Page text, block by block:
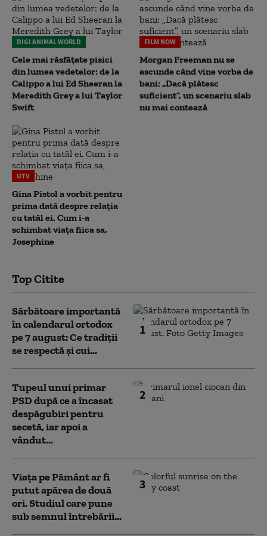
DIGI ANIMAL WORLD
Cele mai răsfățate pisici
din lumea vedetelor: de la
Calippo a lui Ed Sheeran la
Meredith Grey a lui Taylor
Swift
FILM NOW
Morgan Freeman nu se
ascunde când vine vorba de
bani: „Dacă plătesc
suficient”, un scenariu slab
nu mai contează
UTV
Gina Pistol a vorbit pentru
prima dată despre relația
cu tatăl ei. Cum i-a
schimbat viața fiica sa,
Josephine
Top Citite
1
Sărbătoare importantă
în calendarul ortodox
pe 7 august: Ce tradiții
se respectă și cui...
2
Tupeul unui primar
PSD după ce a încasat
despăgubiri pentru
secetă, iar apoi a
vândut...
3
Viața pe Pământ ar fi
putut apărea de două
ori. Studiul care pune
sub semnul întrebării...